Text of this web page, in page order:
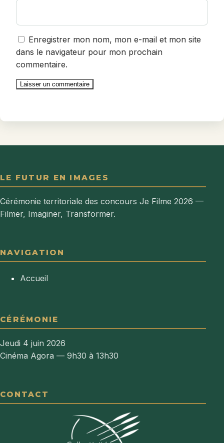
Enregistrer mon nom, mon e-mail et mon site
dans le navigateur pour mon prochain
commentaire.
LE FUTUR EN IMAGES
Cérémonie territoriale des concours Je Filme 2026 —
Filmer, Imaginer, Transformer.
NAVIGATION
Accueil
CÉRÉMONIE
Jeudi 4 juin 2026
Cinéma Agora — 9h30 à 13h30
CONTACT